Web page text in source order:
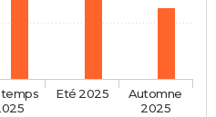
Eté 2025
Automne
2025